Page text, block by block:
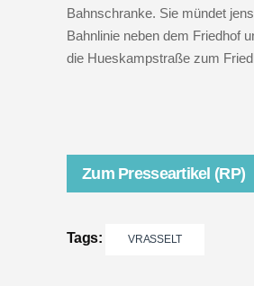
Bahnschranke. Sie mündet
Bahnlinie neben dem Friedhof
die Hueskampstraße zum
Zum Presseartikel (RP)
Tags: VRASSELT